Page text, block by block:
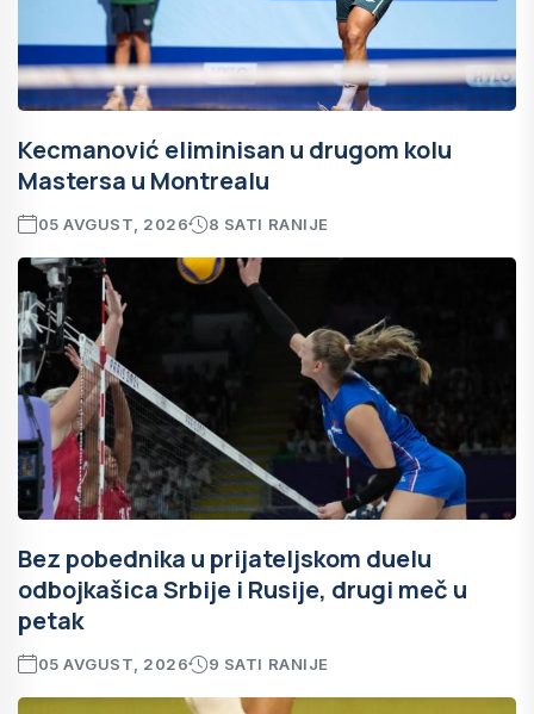
Kecmanović eliminisan u drugom kolu
Mastersa u Montrealu
05 AVGUST, 2026 8 SATI RANIJE
Bez pobednika u prijateljskom duelu
odbojkašica Srbije i Rusije, drugi meč u
petak
05 AVGUST, 2026 9 SATI RANIJE